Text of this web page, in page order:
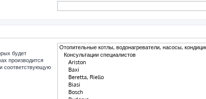
будет
производится
соответствующую